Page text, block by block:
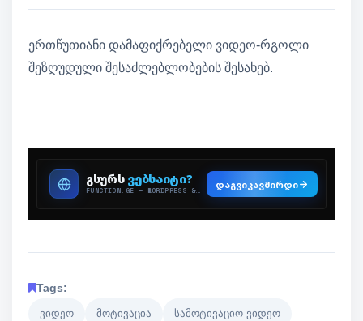
ერთწუთიანი დამაფიქრებელი ვიდეო-რგოლი
შეზღუდული შესაძლებლობების შესახებ.
Tags:
ვიდეო მოტივაცია სამოტივაციო ვიდეო